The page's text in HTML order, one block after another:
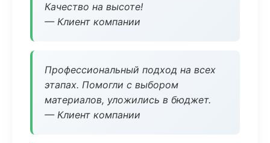
Качество на высоте!
— Клиент компании
Профессиональный подход на всех
этапах. Помогли с выбором
материалов, уложились в бюджет.
— Клиент компании